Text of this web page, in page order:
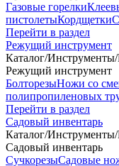
Газовые горелки
пистолетыКордщетки
Перейти в раздел
Режущий инструмент
Каталог/Инструменты/
Режущий инструмент
БолторезыНожи со
полипропиленовых
Перейти в раздел
Садовый инвентарь
Каталог/Инструменты/
Садовый инвентарь
СучкорезыСадовые